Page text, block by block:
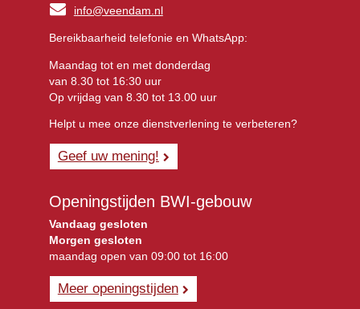
info@veendam.nl
Bereikbaarheid telefonie en WhatsApp:
Maandag tot en met donderdag
van 8.30 tot 16:30 uur
Op vrijdag van 8.30 tot 13.00 uur
Helpt u mee onze dienstverlening te verbeteren?
Geef uw mening!
Openingstijden BWI-gebouw
Vandaag gesloten
Morgen gesloten
maandag open van 09:00 tot 16:00
Meer openingstijden